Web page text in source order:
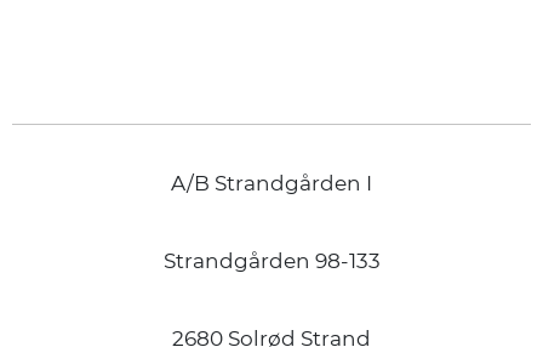
A/B Strandgården I
Strandgården 98-133
2680 Solrød Strand